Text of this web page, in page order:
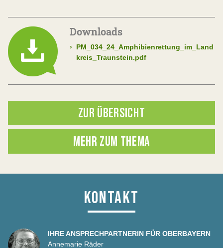
Downloads
›
PM_034_24_Amphibienrettung_im_Land
kreis_Traunstein.pdf
ZUR ÜBERSICHT
MEHR ZUM THEMA
KONTAKT
IHRE ANSPRECHPARTNERIN FÜR OBERBAYERN
Annemarie Räder